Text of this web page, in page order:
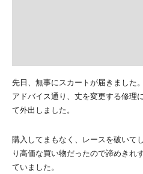
先日、無事にスカートが届きました。
アドバイス通り、丈を変更する修理
て外出しました。
購入してまもなく、レースを破いて
り高価な買い物だったので諦めきれ
ていました。